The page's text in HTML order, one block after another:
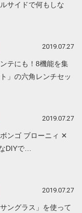
サイドで何もしな
2019.07.27
テにも！8機能を集
」の六角レンチセッ
2019.07.27
ボンゴ ブローニィ ✕
DIYで…
2019.07.27
ングラス」を使って